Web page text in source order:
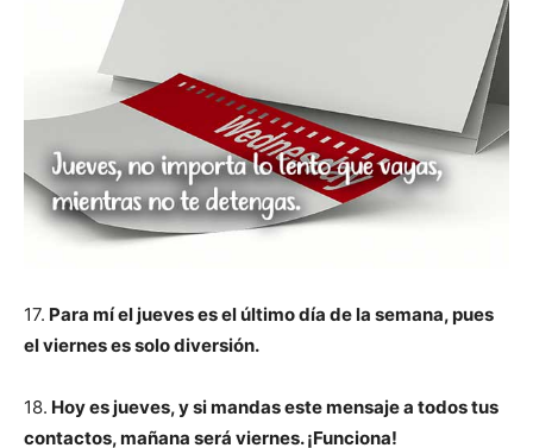
17. Para mí el jueves es el último día de la semana, pues
el viernes es solo diversión.
18. Hoy es jueves, y si mandas este mensaje a todos tus
contactos, mañana será viernes. ¡Funciona!